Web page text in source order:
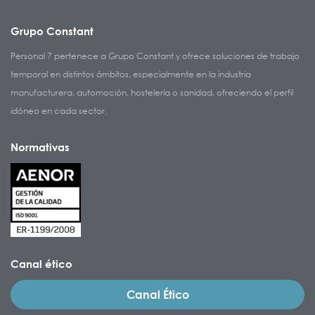
Grupo Constant
Personal 7 pertenece a Grupo Constant y ofrece soluciones de trabajo
temporal en distintos ámbitos, especialmente en la industria
manufacturera, automoción, hostelería o sanidad, ofreciendo el perfil
idóneo en cada sector.
Normativas
Canal ético
Canal Ético